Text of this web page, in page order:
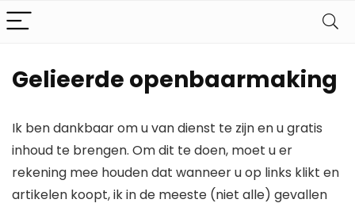
Gelieerde openbaarmaking
Ik ben dankbaar om u van dienst te zijn en u gratis
inhoud te brengen. Om dit te doen, moet u er
rekening mee houden dat wanneer u op links klikt en
artikelen koopt, ik in de meeste (niet alle) gevallen